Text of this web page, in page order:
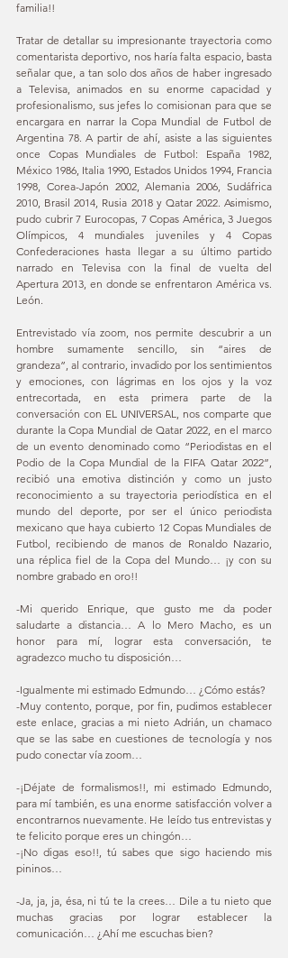
familia!!
Tratar de detallar su impresionante trayectoria como
comentarista deportivo, nos haría falta espacio, basta
señalar que, a tan solo dos años de haber ingresado
a Televisa, animados en su enorme capacidad y
profesionalismo, sus jefes lo comisionan para que se
encargara en narrar la Copa Mundial de Futbol de
Argentina 78. A partir de ahí, asiste a las siguientes
once Copas Mundiales de Futbol: España 1982,
México 1986, Italia 1990, Estados Unidos 1994, Francia
1998, Corea-Japón 2002, Alemania 2006, Sudáfrica
2010, Brasil 2014, Rusia 2018 y Qatar 2022. Asimismo,
pudo cubrir 7 Eurocopas, 7 Copas América, 3 Juegos
Olímpicos, 4 mundiales juveniles y 4 Copas
Confederaciones hasta llegar a su último partido
narrado en Televisa con la final de vuelta del
Apertura 2013, en donde se enfrentaron América vs.
León.
Entrevistado vía zoom, nos permite descubrir a un
hombre sumamente sencillo, sin “aires de
grandeza”, al contrario, invadido por los sentimientos
y emociones, con lágrimas en los ojos y la voz
entrecortada, en esta primera parte de la
conversación con EL UNIVERSAL, nos comparte que
durante la Copa Mundial de Qatar 2022, en el marco
de un evento denominado como “Periodistas en el
Podio de la Copa Mundial de la FIFA Qatar 2022”,
recibió una emotiva distinción y como un justo
reconocimiento a su trayectoria periodística en el
mundo del deporte, por ser el único periodista
mexicano que haya cubierto 12 Copas Mundiales de
Futbol, recibiendo de manos de Ronaldo Nazario,
una réplica fiel de la Copa del Mundo… ¡y con su
nombre grabado en oro!!
-Mi querido Enrique, que gusto me da poder
saludarte a distancia… A lo Mero Macho, es un
honor para mí, lograr esta conversación, te
agradezco mucho tu disposición…
-Igualmente mi estimado Edmundo… ¿Cómo estás?
-Muy contento, porque, por fin, pudimos establecer
este enlace, gracias a mi nieto Adrián, un chamaco
que se las sabe en cuestiones de tecnología y nos
pudo conectar vía zoom…
-¡Déjate de formalismos!!, mi estimado Edmundo,
para mí también, es una enorme satisfacción volver a
encontrarnos nuevamente. He leído tus entrevistas y
te felicito porque eres un chingón…
-¡No digas eso!!, tú sabes que sigo haciendo mis
pininos…
-Ja, ja, ja, ésa, ni tú te la crees… Dile a tu nieto que
muchas gracias por lograr establecer la
comunicación… ¿Ahí me escuchas bien?